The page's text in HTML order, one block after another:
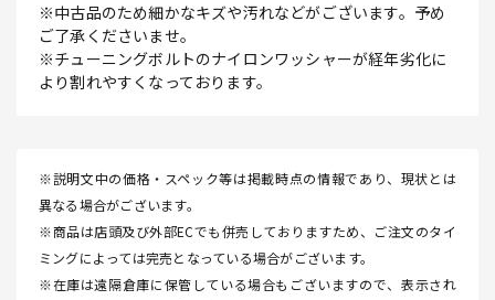
※中古品のため細かなキズや汚れなどがございます。予め
ご了承くださいませ。
※チューニングボルトのナイロンワッシャーが経年劣化に
より割れやすくなっております。
※説明文中の価格・スペック等は掲載時点の情報であり、現状とは
異なる場合がございます。
※商品は店頭及び外部ECでも併売しておりますため、ご注文のタイ
ミングによっては完売となっている場合がございます。
※在庫は遠隔倉庫に保管している場合もございますので、表示され